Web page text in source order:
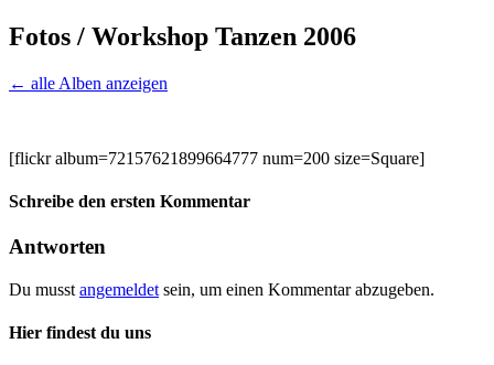
Fotos / Workshop Tanzen 2006
← alle Alben anzeigen
[flickr album=72157621899664777 num=200 size=Square]
Schreibe den ersten Kommentar
Antworten
Du musst angemeldet sein, um einen Kommentar abzugeben.
Hier findest du uns